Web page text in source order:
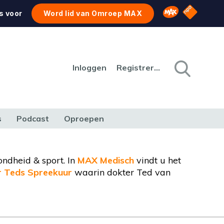
voor Word lid van Omroep MAX Omroep MAX
NPO
Inloggen Registreren
Podcast Oproepen
& sport. In MAX Medisch vindt u het
Teds Spreekuur waarin dokter Ted van